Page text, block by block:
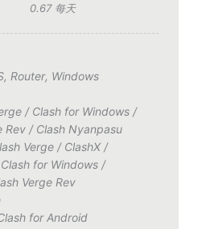
0.67 每天
, Router, Windows
/ Clash for Windows /
Rev / Clash Nyanpasu
Verge / ClashX /
Clash for Windows /
Verge Rev
for Android